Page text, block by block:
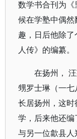
数学书合刊为
候在学塾中偶
趣，日后他除
人传》的编纂。
在扬州，
甥罗士琳（一七
长居扬州，这
学，后来他还
与另一位歙县人